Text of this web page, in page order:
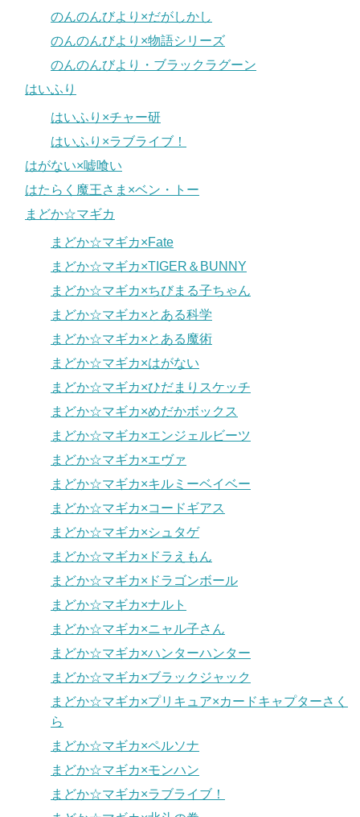
のんのんびより×だがしかし
のんのんびより×物語シリーズ
のんのんびより・ブラックラグーン
はいふり
はいふり×チャー研
はいふり×ラブライブ！
はがない×嘘喰い
はたらく魔王さま×ベン・トー
まどか☆マギカ
まどか☆マギカ×Fate
まどか☆マギカ×TIGER＆BUNNY
まどか☆マギカ×ちびまる子ちゃん
まどか☆マギカ×とある科学
まどか☆マギカ×とある魔術
まどか☆マギカ×はがない
まどか☆マギカ×ひだまりスケッチ
まどか☆マギカ×めだかボックス
まどか☆マギカ×エンジェルビーツ
まどか☆マギカ×エヴァ
まどか☆マギカ×キルミーベイベー
まどか☆マギカ×コードギアス
まどか☆マギカ×シュタゲ
まどか☆マギカ×ドラえもん
まどか☆マギカ×ドラゴンボール
まどか☆マギカ×ナルト
まどか☆マギカ×ニャル子さん
まどか☆マギカ×ハンターハンター
まどか☆マギカ×ブラックジャック
まどか☆マギカ×プリキュア×カードキャプターさく
ら
まどか☆マギカ×ペルソナ
まどか☆マギカ×モンハン
まどか☆マギカ×ラブライブ！